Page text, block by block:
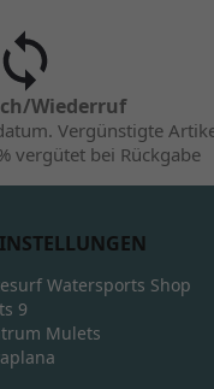
Wiederruf
Vergünstigte
vergütet bei Rückgabe
Watersports Shop
9
Mulets